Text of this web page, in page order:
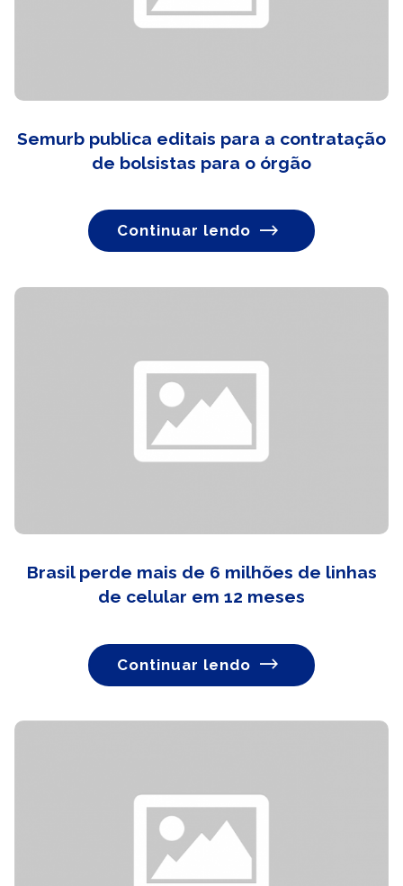
Semurb publica editais para a contratação
de bolsistas para o órgão
Continuar lendo
Brasil perde mais de 6 milhões de linhas
de celular em 12 meses
Continuar lendo